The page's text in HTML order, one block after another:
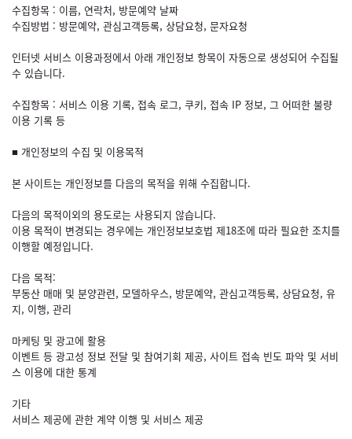
수집항목 : 이름, 연락처, 방문예약 날짜
수집방법 : 방문예약, 관심고객등록, 상담요청, 문자요청
인터넷 서비스 이용과정에서 아래 개인정보 항목이 자동으로 생성되어 수집될
수 있습니다.
수집항목 : 서비스 이용 기록, 접속 로그, 쿠키, 접속 IP 정보, 그 어떠한 불량
이용 기록 등
■ 개인정보의 수집 및 이용목적
본 사이트는 개인정보를 다음의 목적을 위해 수집합니다.
다음의 목적이외의 용도로는 사용되지 않습니다.
이용 목적이 변경되는 경우에는 개인정보보호법 제18조에 따라 필요한 조치를
이행할 예정입니다.
다음 목적:
부동산 매매 및 분양관련, 모델하우스, 방문예약, 관심고객등록, 상담요청, 유
지, 이행, 관리
마케팅 및 광고에 활용
이벤트 등 광고성 정보 전달 및 참여기회 제공, 사이트 접속 빈도 파악 및 서비
스 이용에 대한 통계
기타
서비스 제공에 관한 계약 이행 및 서비스 제공